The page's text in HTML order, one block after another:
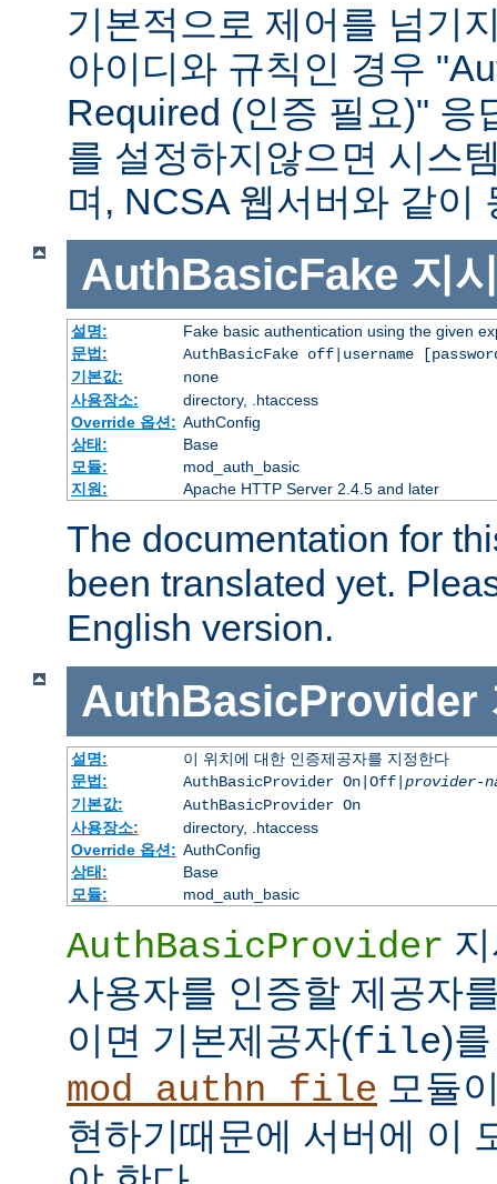
기본적으로 제어를 넘기
아이디와 규칙인 경우
Required (인증 필요)" 응
를 설정하지않으면 시스
며, NCSA 웹서버와 같이
AuthBasicFake 지
설명:
Fake basic authentication using the given
문법:
AuthBasicFake off|username
기본값:
none
사용장소:
directory, .htaccess
Override 옵션: AuthConfig
상태:
Base
모듈:
mod_auth_basic
지원:
Apache HTTP Server 2.4.5 and later
The documentation for
been translated yet.
English version.
AuthBasicProvider
설명:
이 위치에 대한 인증제공자를 지정한다
문법:
AuthBasicProvider On|Off| provider-
기본값:
AuthBasicProvider On
사용장소:
directory, .htaccess
Override 옵션: AuthConfig
상태:
Base
모듈:
mod_auth_basic
AuthBasicProvider
사용자를 인증할 제공자
이면 기본제공자(file)
mod_authn_file 모듈
현하기때문에 서버에 이